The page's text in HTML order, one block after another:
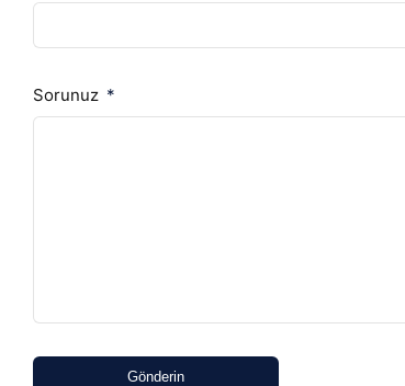
Sorunuz
Gönderin